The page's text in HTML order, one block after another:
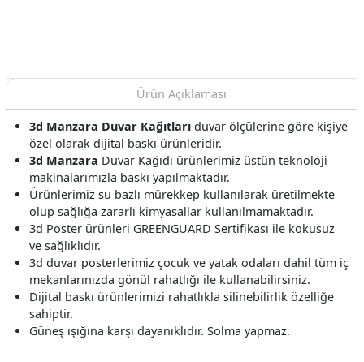
Ürün Açıklaması
3d Manzara Duvar Kağıtları duvar ölçülerine göre kişiye
özel olarak dijital baskı ürünleridir.
3d Manzara Duvar Kağıdı ürünlerimiz üstün teknoloji
makinalarımızla baskı yapılmaktadır.
Ürünlerimiz su bazlı mürekkep kullanılarak üretilmekte
olup sağlığa zararlı kimyasallar kullanılmamaktadır.
3d Poster ürünleri GREENGUARD Sertifikası ile kokusuz
ve sağlıklıdır.
3d duvar posterlerimiz çocuk ve yatak odaları dahil tüm iç
mekanlarınızda gönül rahatlığı ile kullanabilirsiniz.
Dijital baskı ürünlerimizi rahatlıkla silinebilirlik özelliğe
sahiptir.
Güneş ışığına karşı dayanıklıdır. Solma yapmaz.